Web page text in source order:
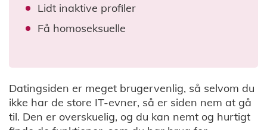
Lidt inaktive profiler
Få homoseksuelle
Datingsiden er meget brugervenlig, så selvom du
ikke har de store IT-evner, så er siden nem at gå
til. Den er overskuelig, og du kan nemt og hurtigt